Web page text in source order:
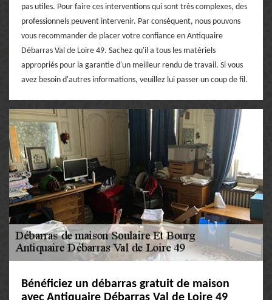
pas utiles. Pour faire ces interventions qui sont très complexes, des
professionnels peuvent intervenir. Par conséquent, nous pouvons
vous recommander de placer votre confiance en Antiquaire
Débarras Val de Loire 49. Sachez qu'il a tous les matériels
appropriés pour la garantie d'un meilleur rendu de travail. Si vous
avez besoin d'autres informations, veuillez lui passer un coup de fil.
Bénéficiez un débarras gratuit de maison
avec Antiquaire Débarras Val de Loire 49